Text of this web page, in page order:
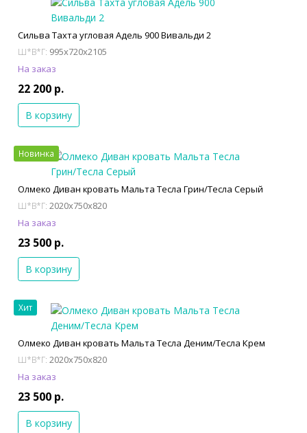
Сильва Тахта угловая Адель 900 Вивальди 2
Ш*В*Г: 995x720x2105
На заказ
22 200 р.
В корзину
Новинка
Олмеко Диван кровать Мальта Тесла Грин/Тесла Серый
Ш*В*Г: 2020x750x820
На заказ
23 500 р.
В корзину
Хит
Олмеко Диван кровать Мальта Тесла Деним/Тесла Крем
Ш*В*Г: 2020x750x820
На заказ
23 500 р.
В корзину